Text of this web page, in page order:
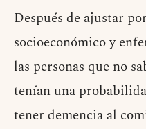
Después de ajustar
socioeconómico y
las personas que no
tenían una
tener demencia al